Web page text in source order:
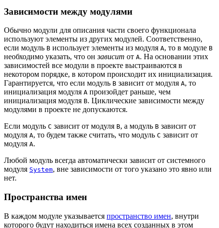
Зависимости между модулями
Обычно модули для описания части своего функционала
используют элементы из других модулей. Соответственно,
если модуль B использует элементы из модуля A, то в модуле B
необходимо указать, что онзависит от A. На основании этих
зависимостей все модули в проекте выстраиваются в
некотором порядке, в котором происходит их инициализация.
Гарантируется, что если модуль B зависит от модуля A, то
инициализация модуля A произойдет раньше, чем
инициализация модуля B. Циклические зависимости между
модулями в проекте не допускаются.
Если модуль C зависит от модуля B, а модуль B зависит от
модуля A, то будем также считать, что модуль С зависит от
модуля A.
Любой модуль всегда автоматически зависит от системного
модуля System, вне зависимости от того указано это явно или
нет.
Пространства имен
В каждом модуле указывается пространство имен, внутри
которого будут находиться имена всех созданных в этом